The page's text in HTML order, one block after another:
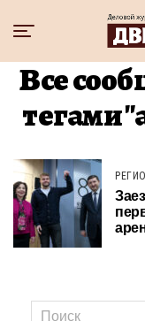
Все
тегами